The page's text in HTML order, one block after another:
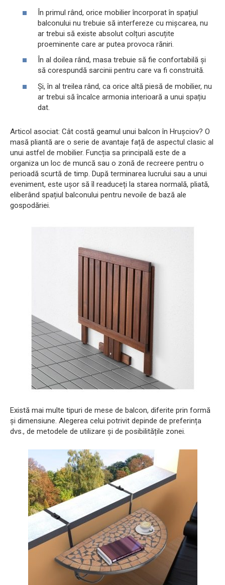
În primul rând, orice mobilier încorporat în spațiul
balconului nu trebuie să interfereze cu mișcarea, nu
ar trebui să existe absolut colțuri ascuțite
proeminente care ar putea provoca răniri.
În al doilea rând, masa trebuie să fie confortabilă și
să corespundă sarcinii pentru care va fi construită.
Și, în al treilea rând, ca orice altă piesă de mobilier, nu
ar trebui să încalce armonia interioară a unui spațiu
dat.
Articol asociat: Cât costă geamul unui balcon în Hrușciov? O
masă pliantă are o serie de avantaje față de aspectul clasic al
unui astfel de mobilier. Funcția sa principală este de a
organiza un loc de muncă sau o zonă de recreere pentru o
perioadă scurtă de timp. După terminarea lucrului sau a unui
eveniment, este ușor să îl readuceți la starea normală, pliată,
eliberând spațiul balconului pentru nevoile de bază ale
gospodăriei.
Există mai multe tipuri de mese de balcon, diferite prin formă
și dimensiune. Alegerea celui potrivit depinde de preferința
dvs., de metodele de utilizare și de posibilitățile zonei.